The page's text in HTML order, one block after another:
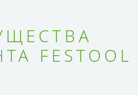
FESTOOL